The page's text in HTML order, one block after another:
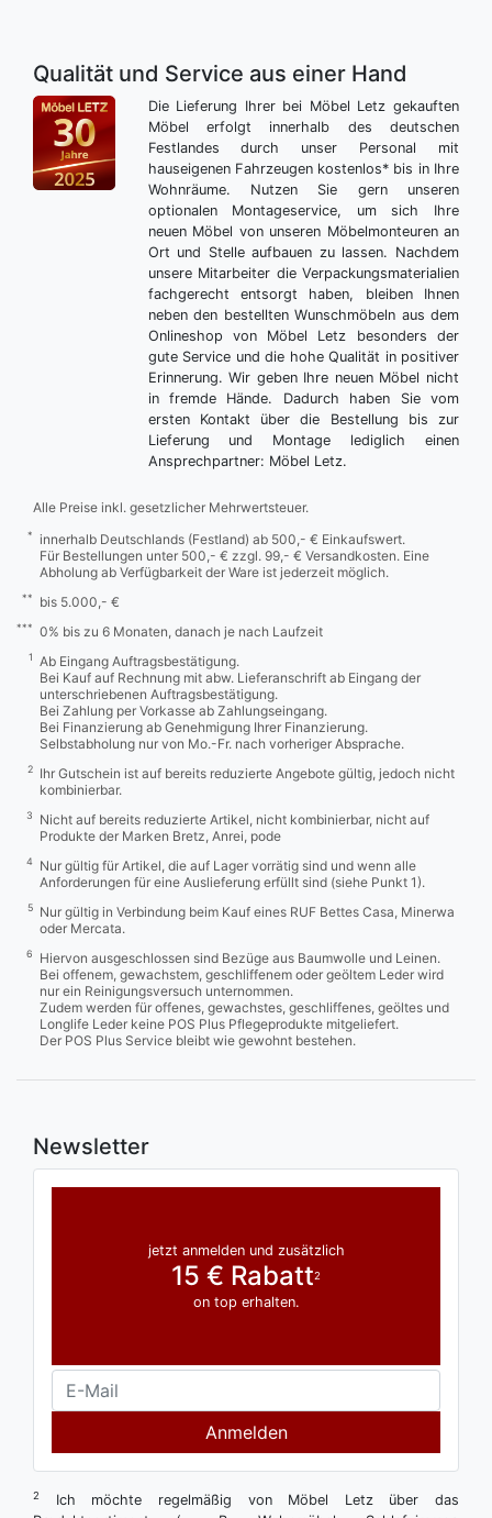
Qualität und Service aus einer Hand
Die Lieferung Ihrer bei Möbel Letz gekauften
Möbel erfolgt innerhalb des deutschen
Festlandes durch unser Personal mit
hauseigenen Fahrzeugen kostenlos* bis in Ihre
Wohnräume. Nutzen Sie gern unseren
optionalen Montageservice, um sich Ihre
neuen Möbel von unseren Möbelmonteuren an
Ort und Stelle aufbauen zu lassen. Nachdem
unsere Mitarbeiter die Verpackungsmaterialien
fachgerecht entsorgt haben, bleiben Ihnen
neben den bestellten Wunschmöbeln aus dem
Onlineshop von Möbel Letz besonders der
gute Service und die hohe Qualität in positiver
Erinnerung. Wir geben Ihre neuen Möbel nicht
in fremde Hände. Dadurch haben Sie vom
ersten Kontakt über die Bestellung bis zur
Lieferung und Montage lediglich einen
Ansprechpartner: Möbel Letz.
Alle Preise inkl. gesetzlicher Mehrwertsteuer.
*
innerhalb Deutschlands (Festland) ab 500,- € Einkaufswert.
Für Bestellungen unter 500,- € zzgl. 99,- € Versandkosten. Eine
Abholung ab Verfügbarkeit der Ware ist jederzeit möglich.
** bis 5.000,- €
*** 0% bis zu 6 Monaten, danach je nach Laufzeit
1
Ab Eingang Auftragsbestätigung.
Bei Kauf auf Rechnung mit abw. Lieferanschrift ab Eingang der
unterschriebenen Auftragsbestätigung.
Bei Zahlung per Vorkasse ab Zahlungseingang.
Bei Finanzierung ab Genehmigung Ihrer Finanzierung.
Selbstabholung nur von Mo.-Fr. nach vorheriger Absprache.
2
Ihr Gutschein ist auf bereits reduzierte Angebote gültig, jedoch nicht
kombinierbar.
3
Nicht auf bereits reduzierte Artikel, nicht kombinierbar, nicht auf
Produkte der Marken Bretz, Anrei, pode
4
Nur gültig für Artikel, die auf Lager vorrätig sind und wenn alle
Anforderungen für eine Auslieferung erfüllt sind (siehe Punkt 1).
5
Nur gültig in Verbindung beim Kauf eines RUF Bettes Casa, Minerwa
oder Mercata.
6
Hiervon ausgeschlossen sind Bezüge aus Baumwolle und Leinen.
Bei offenem, gewachstem, geschliffenem oder geöltem Leder wird
nur ein Reinigungsversuch unternommen.
Zudem werden für offenes, gewachstes, geschliffenes, geöltes und
Longlife Leder keine POS Plus Pflegeprodukte mitgeliefert.
Der POS Plus Service bleibt wie gewohnt bestehen.
Newsletter
jetzt anmelden und zusätzlich
15 € Rabatt2
on top erhalten.
Anmelden
2
Ich möchte regelmäßig von Möbel Letz über das